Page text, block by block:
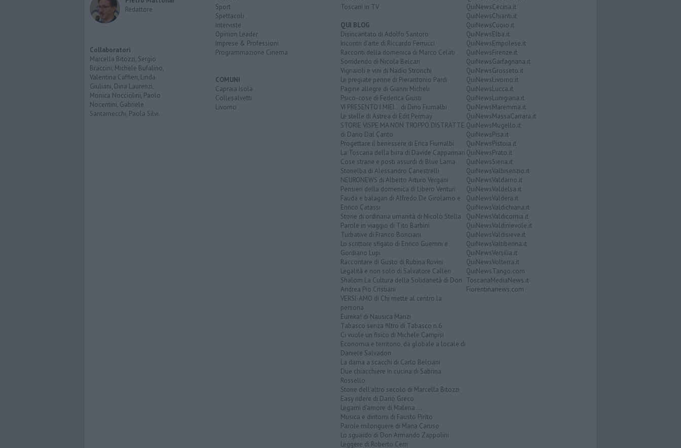
Redattore
Collaboratori
Marcella Bitozzi, Sergio
Braccini, Michele Bufalino,
Valentina Caffieri, Linda
Giuliani, Dina Laurenzi,
Monica Nocciolini, Paolo
Nocentini, Gabriele
Santarnecchi, Paola Silvi.
Sport
Spettacoli
Interviste
Opinion Leader
Imprese & Professioni
Programmazione Cinema
COMUNI
Capraia Isola
Collesalvetti
Livorno
Toscani in TV
QUI BLOG
Disincantato di Adolfo Santoro
Incontri d'arte di Riccardo Ferrucci
Racconti della domenica di Marco Celati
Sorridendo di Nicola Belcari
Vignaioli e vini di Nadio Stronchi
Le pregiate penne di Pierantonio Pardi
Pagine allegre di Gianni Micheli
Psico-cose di Federica Giusti
VI PRESENTO I MIEI... di Dino Fiumalbi
Le stelle di Astrea di Edit Permay
STORIE VISPE MA NON TROPPO DISTRATTE
di Dario Dal Canto
Progettare il benessere di Erica Fiumalbi
La Toscana della birra di Davide Cappannari
Cose strane e posti assurdi di Blue Lama
Storielba di Alessandro Canestrelli
NEURONEWS di Alberto Arturo Vergani
Pensieri della domenica di Libero Venturi
Fauda e balagan di Alfredo De Girolamo e
Enrico Catassi
Storie di ordinaria umanità di Nicolò Stella
Parole in viaggio di Tito Barbini
Turbative di Franco Bonciani
Lo scrittore sfigato di Enrico Guerrini e
Gordiano Lupi
Raccontare di Gusto di Rubina Rovini
Legalità e non solo di Salvatore Calleri
Shalom La Cultura della Solidarietà di Don
Andrea Pio Cristiani
VERSI-AMO di Chi mette al centro la
persona
Eureka! di Nausica Manzi
Tabasco senza filtro di Tabasco n.6
Ci vuole un fisico di Michele Campisi
Economia e territorio, da globale a locale di
Daniele Salvadori
La dama a scacchi di Carlo Belciani
Due chiacchiere in cucina di Sabrina
Rossello
Storie dell'altro secolo di Marcella Bitozzi
Easy ridere di Dario Greco
Legami d'amore di Malena ...
Musica e dintorni di Fausto Pirìto
Parole milonguere di Maria Caruso
Lo sguardo di Don Armando Zappolini
Leggere di Roberto Cerri
QuiNewsCecina.it
QuiNewsChianti.it
QuiNewsCuoio.it
QuiNewsElba.it
QuiNewsEmpolese.it
QuiNewsFirenze.it
QuiNewsGarfagnana.it
QuiNewsGrosseto.it
QuiNewsLivorno.it
QuiNewsLucca.it
QuiNewsLunigiana.it
QuiNewsMaremma.it
QuiNewsMassaCarrara.it
QuiNewsMugello.it
QuiNewsPisa.it
QuiNewsPistoia.it
QuiNewsPrato.it
QuiNewsSiena.it
QuiNewsValbisenzio.it
QuiNewsValdarno.it
QuiNewsValdelsa.it
QuiNewsValdera.it
QuiNewsValdichiana.it
QuiNewsValdicornia.it
QuiNewsValdinievole.it
QuiNewsValdisieve.it
QuiNewsValtiberina.it
QuiNewsVersilia.it
QuiNewsVolterra.it
QuiNewsTango.com
ToscanaMediaNews.it
Fiorentinanews.com